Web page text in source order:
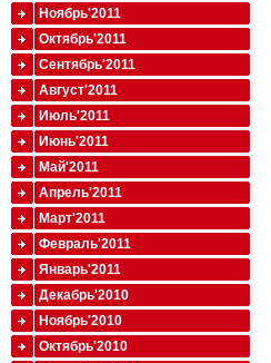
Ноябрь'2011
Октябрь'2011
Сентябрь'2011
Август'2011
Июль'2011
Июнь'2011
Май'2011
Апрель'2011
Март'2011
Февраль'2011
Январь'2011
Декабрь'2010
Ноябрь'2010
Октябрь'2010